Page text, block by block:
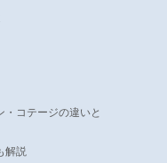
コテージの違いと
解説